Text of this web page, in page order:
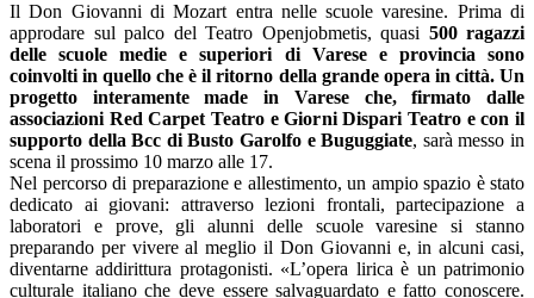
Il Don Giovanni di Mozart entra nelle scuole varesine. Prima di
approdare sul palco del Teatro Openjobmetis, quasi 500 ragazzi
delle scuole medie e superiori di Varese e provincia sono
coinvolti in quello che è il ritorno della grande opera in città. Un
progetto interamente made in Varese che, firmato dalle
associazioni Red Carpet Teatro e Giorni Dispari Teatro e con il
supporto della Bcc di Busto Garolfo e Buguggiate, sarà messo in
scena il prossimo 10 marzo alle 17.
Nel percorso di preparazione e allestimento, un ampio spazio è stato
dedicato ai giovani: attraverso lezioni frontali, partecipazione a
laboratori e prove, gli alunni delle scuole varesine si stanno
preparando per vivere al meglio il Don Giovanni e, in alcuni casi,
diventarne addirittura protagonisti. «L’opera lirica è un patrimonio
culturale italiano che deve essere salvaguardato e fatto conoscere.